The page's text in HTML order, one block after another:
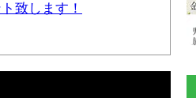
致します！